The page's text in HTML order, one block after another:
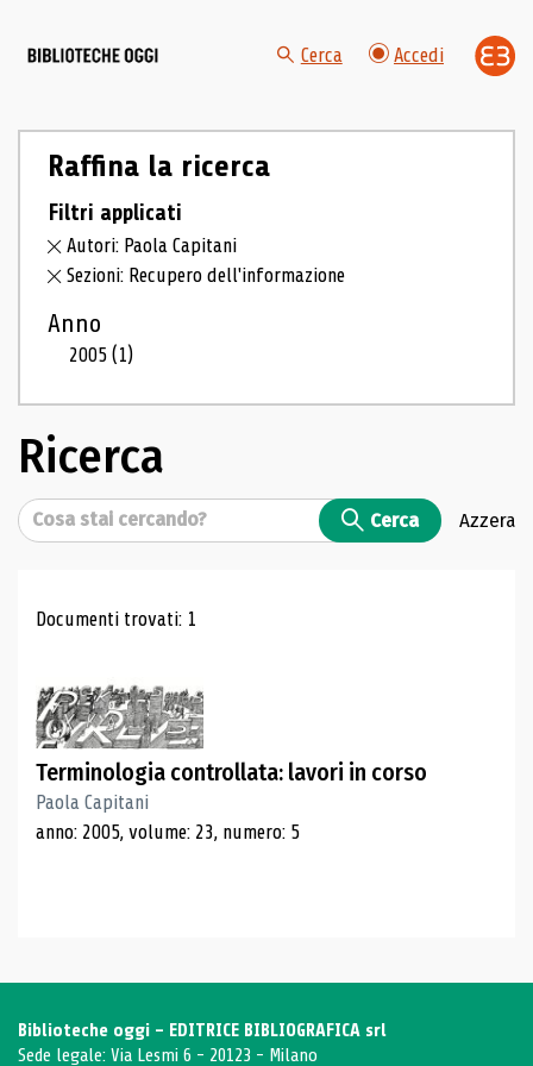
Cerca Accedi
Raffina la ricerca
Filtri applicati
Autori: Paola Capitani
Sezioni: Recupero dell'informazione
Anno
2005(1)
Ricerca
Cerca Cerca Azzera
Risultati di ricerca
Documenti trovati: 1
Terminologia controllata: lavori in corso
Paola Capitani
anno: 2005, volume: 23, numero: 5
Biblioteche oggi - EDITRICE BIBLIOGRAFICA srl
Sede legale: Via Lesmi 6 - 20123 - Milano